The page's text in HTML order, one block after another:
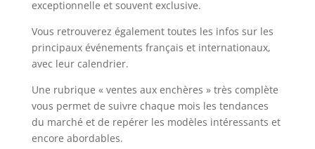
exceptionnelle et souvent exclusive.
Vous retrouverez également toutes les infos sur les
principaux événements français et internationaux,
avec leur calendrier.
Une rubrique « ventes aux enchères » très complète
vous permet de suivre chaque mois les tendances
du marché et de repérer les modèles intéressants et
encore abordables.